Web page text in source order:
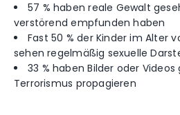
57 % haben reale Gewalt
verstörend empfunden haben
Fast 50 % der Kinder im Alter
sehen regelmäßig sexuelle
33 % haben Bilder oder Videos
Terrorismus propagieren